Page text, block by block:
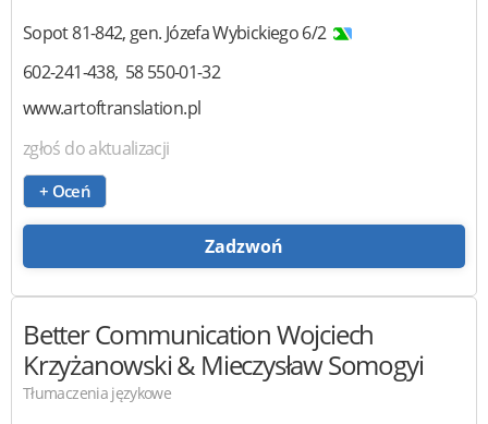
Sopot81-842, gen. Józefa Wybickiego 6/2
602-241-438 58 550-01-32
www.artoftranslation.pl
zgłoś do aktualizacji
+ Oceń
Zadzwoń
Better CommunicationWojciech
Krzyżanowski & Mieczysław Somogyi
Tłumaczenia językowe